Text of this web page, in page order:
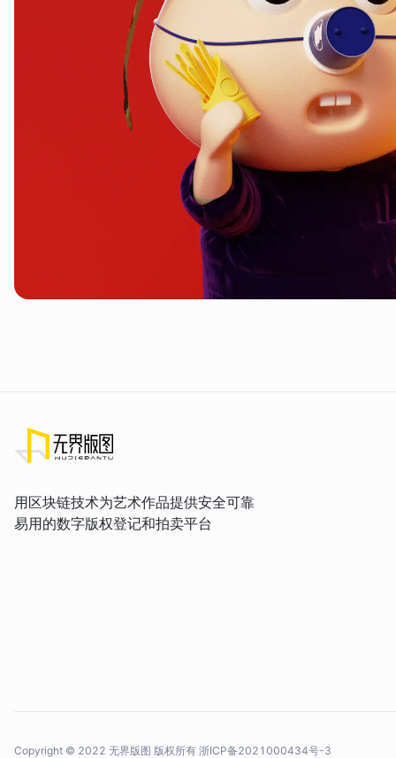
用区块链技术为艺术作品提供安全可靠
易用的数字版权登记和拍卖平台
Copyright © 2022 无界版图 版权所有 浙ICP备2021000434号-3